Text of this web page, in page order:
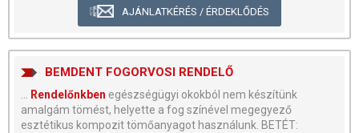
AJÁNLATKÉRÉS / ÉRDEKLŐDÉS
BEMDENT FOGORVOSI RENDELŐ
... Rendelőnkben egészségügyi okokból nem készítünk
amalgám tömést, helyette a fog színével megegyező
esztétikus kompozit tömőanyagot használunk. BETÉT: